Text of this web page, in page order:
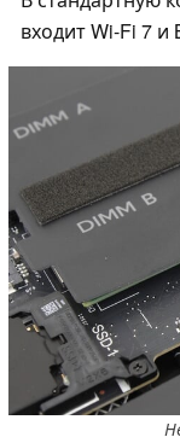
входит Wi-Fi 7 и